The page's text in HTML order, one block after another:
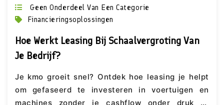
Geen Onderdeel Van Een Categorie
Financieringsoplossingen
Hoe Werkt Leasing Bij Schaalvergroting Van
Je Bedrijf?
Je kmo groeit snel? Ontdek hoe leasing je helpt
om gefaseerd te investeren in voertuigen en
machines zonder je cashflow onder druk te